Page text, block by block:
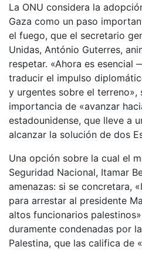
La ONU considera la
Gaza como un paso
el fuego, que el secretario
Unidas, António Guterres,
respetar. «Ahora es
traducir el impulso
y urgentes sobre el terreno»,
importancia de «avanzar
estadounidense, que lleve a
alcanzar la solución de dos
Una opción sobre la cual el
Seguridad Nacional, Itamar
amenazas: si se concretara,
para arrestar al presidente
altos funcionarios
duramente condenadas por
Palestina, que las califica de